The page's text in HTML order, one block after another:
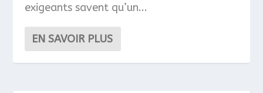
exigeants savent qu’un...
EN SAVOIR PLUS